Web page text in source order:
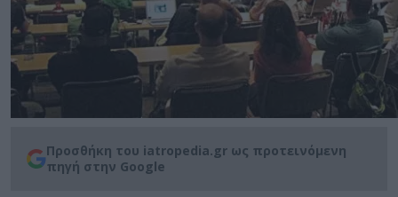
Προσθήκη του iatropedia.gr ως προτεινόμενη
πηγή στην Google